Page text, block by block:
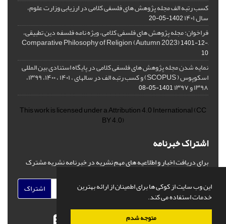
این وب سایت از کوکی ها برای اطمینان از ارائه بهترین
خدمات استفاده می کند.
متوجه شدم
کسب رتبه الف مجله پژوهش های فلسفی کلامی در ارزیابی وزارت علوم،
سال ۱۴۰۱ 1402-05-20
فراخوان: مجله پژوهش های فلسفی کلامی، ویژه نامه فلسفه دین تطبیقی،
,Comparative Philosophy of Religion (Autumn 2023)
1401-12-
10
نمایه شدن مجله پژوهش های فلسفی کلامی در پایگاه استنادی بین المللی
اسکوپوس ( SCOPUS) و کسب رتبه الف در سالهای ، ۱۴۰۱ ، ۱۴۰۰، ۱۳۹۹،
۱۳۹۸ و ۱۳۹۷ 1401-05-08
This work is licensed under aAttribution 4.0 International(CC
BY 4.0)
اشتراک خبرنامه
برای دریافت اخبار و اطلاعیه های مهم نشریه در خبرنامه نشریه مشترک
اشتراک